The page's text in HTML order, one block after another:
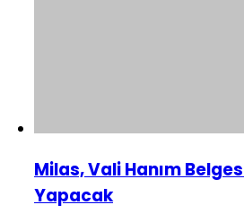
Milas, Vali Hanım
Yapacak